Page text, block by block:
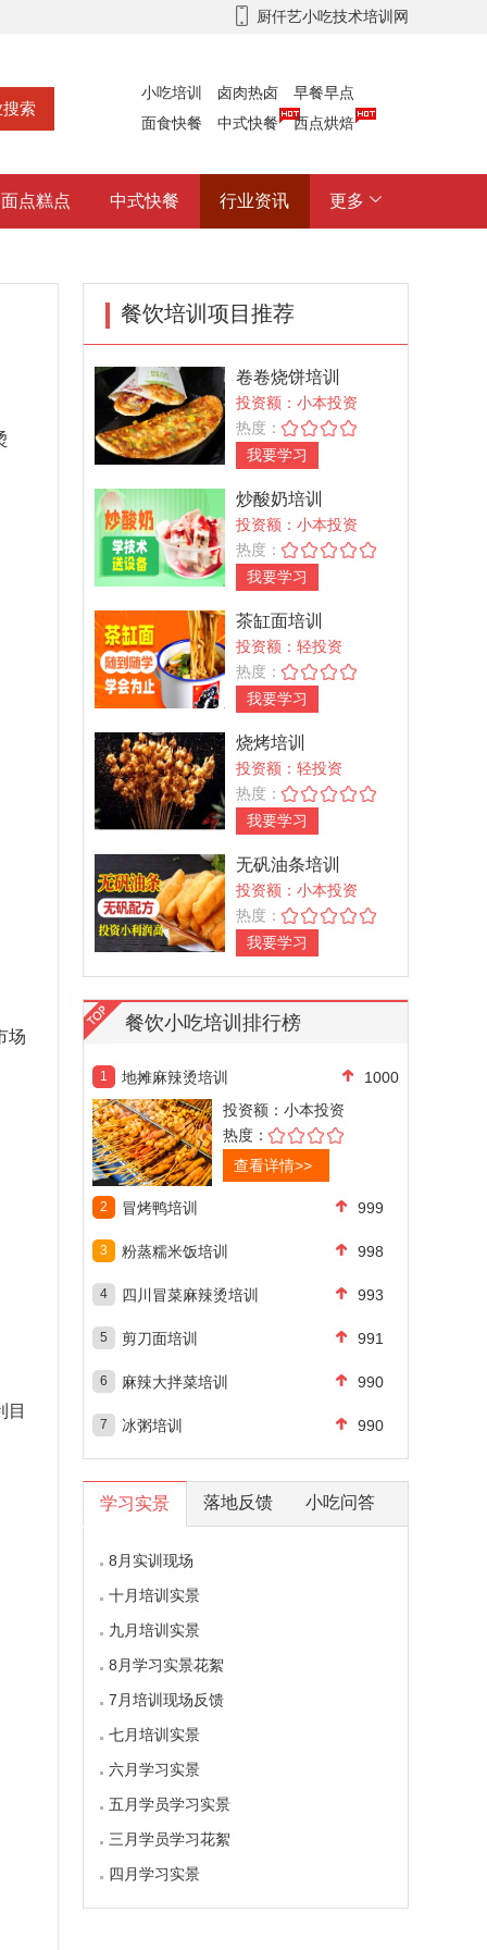
厨仟艺小吃技术培训网
小吃培训 卤肉热卤
早餐早点
面食快餐
中式快餐 西点烘焙
面点糕点 中式快餐 行业资讯 更多
场
目
餐饮培训项目推荐
卷卷烧饼培训
投资额：小本投资
热度：
我要学习
炒酸奶培训
投资额：小本投资
热度：
我要学习
茶缸面培训
投资额：轻投资
热度：
我要学习
烧烤培训
投资额：轻投资
热度：
我要学习
无矾油条培训
投资额：小本投资
热度：
我要学习
餐饮小吃培训排行榜
1 地摊麻辣烫培训
1000
投资额： 小本投资
热度：
查看详情>>
2 冒烤鸭培训 999
3 粉蒸糯米饭培训 998
4 四川冒菜麻辣烫培训 993
5 剪刀面培训 991
6 麻辣大拌菜培训 990
7 冰粥培训 990
学习实景 落地反馈 小吃问答
8月实训现场
十月培训实景
九月培训实景
8月学习实景花絮
7月培训现场反馈
七月培训实景
六月学习实景
五月学员学习实景
三月学员学习花絮
四月学习实景